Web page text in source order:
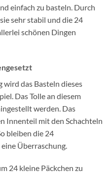
einfach zu basteln. Durch
sehr stabil und die 24
schönen Dingen
das Basteln dieses
Das Tolle an diesem
werden. Das
Innenteil mit den Schachteln
bleiben die 24
Überraschung.
24 kleine Päckchen zu